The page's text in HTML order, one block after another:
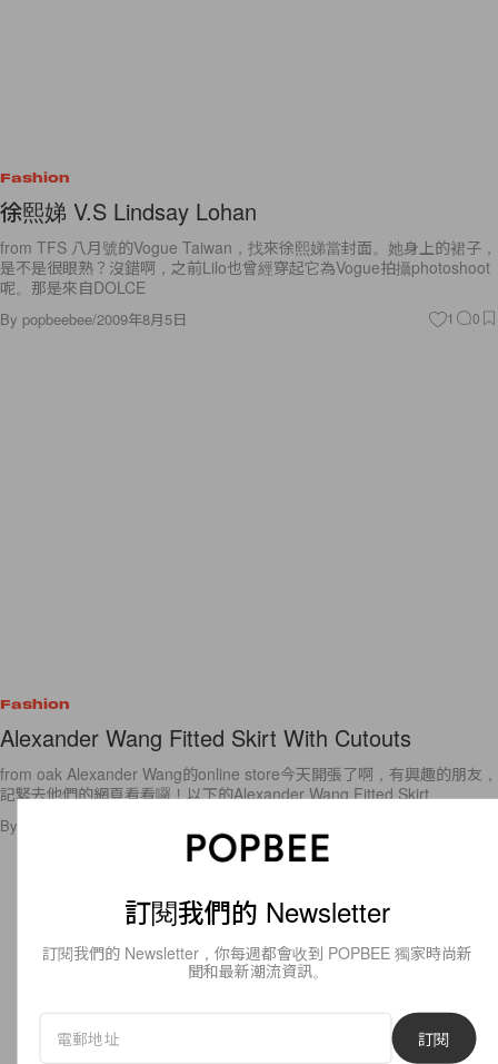
Fashion
徐熙娣 V.S Lindsay Lohan
from TFS 八月號的Vogue Taiwan，找來徐熙娣當封面。她身上的裙子，
是不是很眼熟？沒錯啊，之前Lilo也曾經穿起它為Vogue拍攝photoshoot
呢。那是來自DOLCE
By popbeebee/2009年8月5日 1 0
Fashion
Alexander Wang Fitted Skirt With Cutouts
from oak Alexander Wang的online store今天開張了啊，有興趣的朋友，
記緊去他們的網頁看看囉！以下的Alexander Wang Fitted Skirt
By
訂閱我們的 Newsletter
訂閱我們的 Newsletter，你每週都會收到 POPBEE 獨家時尚新
聞和最新潮流資訊。
訂閱